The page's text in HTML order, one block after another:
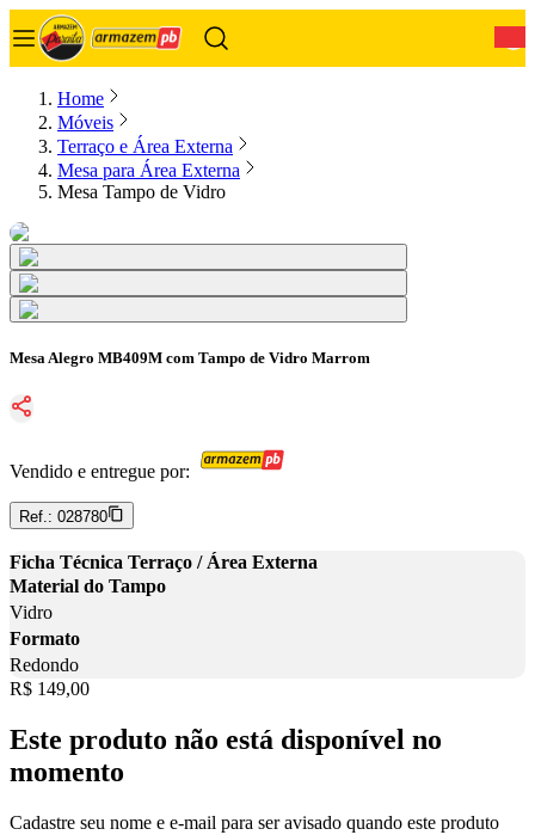
Home
Móveis
Terraço e Área Externa
Mesa para Área Externa
Mesa Tampo de Vidro
Mesa Alegro MB409M com Tampo de Vidro Marrom
Vendido e entregue por:
Ref.: 028780
Ficha Técnica Terraço / Área Externa
Material do Tampo
Vidro
Formato
Redondo
Price:
R$ 149,00
Este produto não está disponível no
momento
Cadastre seu nome e e-mail para ser avisado quando este produto